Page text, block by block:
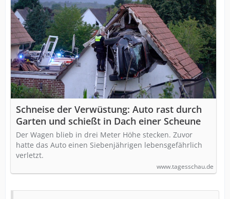
Schneise der Verwüstung: Auto rast durch
Garten und schießt in Dach einer Scheune
Der Wagen blieb in drei Meter Höhe stecken. Zuvor
hatte das Auto einen Siebenjährigen lebensgefährlich
verletzt.
www.tagesschau.de